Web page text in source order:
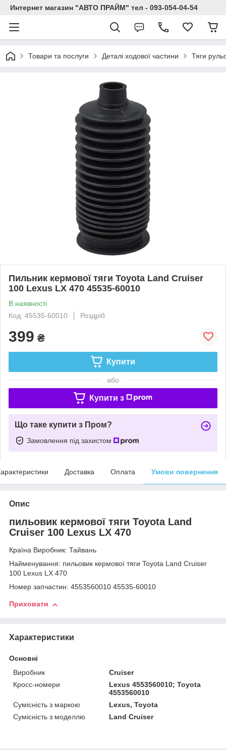
Интернет магазин "АВТО ПРАЙМ" тел - 093-054-04-54
Товари та послуги Деталі ходової частини Тяги
Пильник кермової тяги Toyota Land Cruiser
100 Lexus LX 470 45535-60010
В наявності
Код: 45535-60010
Роздріб
399 ₴
Купити
або
Купити з
Що таке купити з Пром?
Замовлення під захистом
Доставка Оплата Умови повернення
Опис
пильовик кермової тяги Toyota Land
Cruiser 100 Lexus LX 470
Країна Виробник: Тайвань
Найменування: пильовик кермової тяги Toyota Land Cruiser
100 Lexus LX 470
Номер запчастин: 4553560010 45535-60010
Приховати
Характеристики
Основні
Виробник
Cruiser
Кросс-номери
Lexus 4553560010; Toyota
4553560010
Сумісність з маркою
Lexus, Toyota
Сумісність з моделлю
Land Cruiser